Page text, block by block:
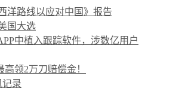
洋路线以应对中国》报告
国大选
中植入跟踪软件，涉数亿用户
领2万刀赔偿金！
记录